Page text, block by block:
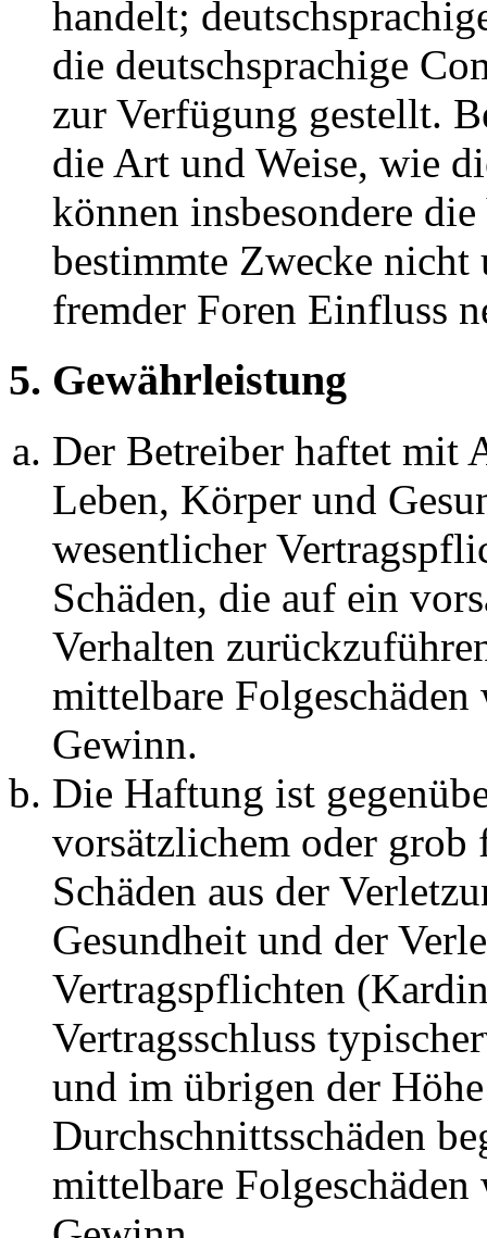
handelt;
die deutschsprachige
zur Verfügung gestellt.
die Art und Weise, wie
können insbesondere
bestimmte Zwecke nicht
fremder Foren Einfluss
5. Gewährleistung
Der Betreiber haftet mit
Leben, Körper und
wesentlicher
Schäden, die auf ein
Verhalten
mittelbare Folgeschäden
Gewinn.
Die Haftung ist
vorsätzlichem oder grob
Schäden aus der
Gesundheit und der
Vertragspflichten
Vertragsschluss
und im übrigen der
Durchschnittsschäden
mittelbare Folgeschäden